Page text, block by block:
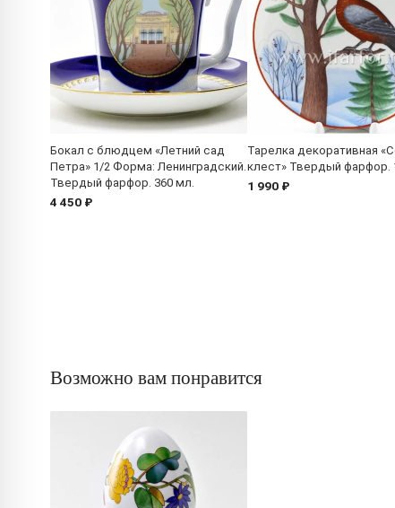
Бокал с блюдцем «Летний сад
Петра» 1/2 Форма: Ленинградский.
Твердый фарфор. 360 мл.
4 450 ₽
Тарелка декоративная
клест» Твердый фарфор.
1 990 ₽
Возможно вам понравится